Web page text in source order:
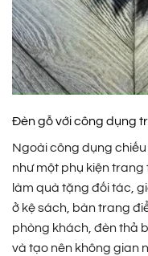
Đèn gỗ với công dụng
Ngoài công dụng
như một phụ kiện
làm quà tặng đối tác,
ở kệ sách, bàn trang
phòng khách, đèn thả
và tạo nên không gian